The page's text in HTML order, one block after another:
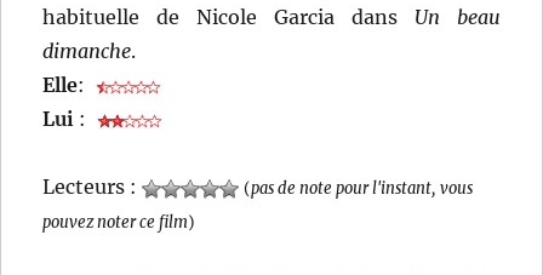
habituelle de Nicole Garcia dans Un beau
dimanche.
Elle:
Lui :
Lecteurs : (pas de note pour l'instant, vous
pouvez noter ce film)